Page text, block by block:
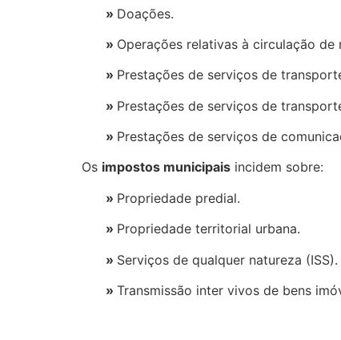
» Doações.
» Operações relativas à circulação de
» Prestações de serviços de
» Prestações de serviços de
» Prestações de serviços de
Os impostos municipais incidem sobre:
» Propriedade predial.
» Propriedade territorial urbana.
» Serviços de qualquer natureza (ISS).
» Transmissão inter vivos de bens